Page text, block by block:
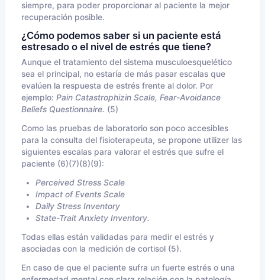
siempre, para poder proporcionar al paciente la mejor
recuperación posible.
¿Cómo podemos saber si un paciente está
estresado o el nivel de estrés que tiene?
Aunque el tratamiento del sistema musculoesquelético
sea el principal, no estaría de más pasar escalas que
evalúen la respuesta de estrés frente al dolor. Por
ejemplo: Pain Catastrophizin Scale, Fear-Avoidance
Beliefs Questionnaire. (5)
Como las pruebas de laboratorio son poco accesibles
para la consulta del fisioterapeuta, se propone utilizer las
siguientes escalas para valorar el estrés que sufre el
paciente (6)(7)(8)(9):
Perceived Stress Scale
Impact of Events Scale
Daily Stress Inventory
State-Trait Anxiety Inventory.
Todas ellas están validadas para medir el estrés y
asociadas con la medición de cortisol (5).
En caso de que el paciente sufra un fuerte estrés o una